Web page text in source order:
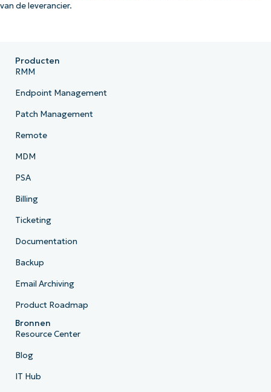
van de leverancier.
Producten
RMM
Endpoint Management
Patch Management
Remote
MDM
PSA
Billing
Ticketing
Documentation
Backup
Email Archiving
Product Roadmap
Bronnen
Resource Center
Blog
IT Hub